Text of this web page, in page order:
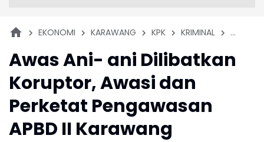
EKONOMI KARAWANG KPK KRIMINAL
Awas Ani- ani Dilibatkan
Koruptor, Awasi dan
Perketat Pengawasan
APBD II Karawang